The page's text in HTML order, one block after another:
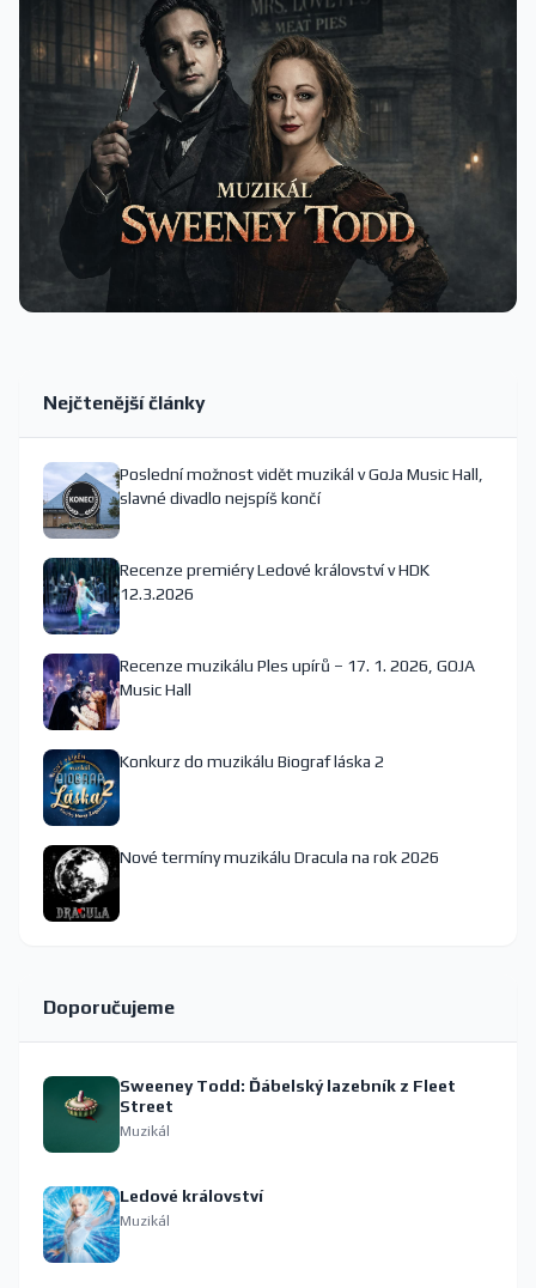
Nejčtenější články
Poslední možnost vidět muzikál v GoJa Music Hall,
slavné divadlo nejspíš končí
Recenze premiéry Ledové království v HDK
12.3.2026
Recenze muzikálu Ples upírů – 17. 1. 2026, GOJA
Music Hall
Konkurz do muzikálu Biograf láska 2
Nové termíny muzikálu Dracula na rok 2026
Doporučujeme
Sweeney Todd: Ďábelský lazebník z Fleet
Street
Muzikál
Ledové království
Muzikál